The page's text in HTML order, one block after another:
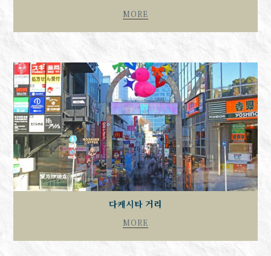
MORE
다케시타 거리
MORE